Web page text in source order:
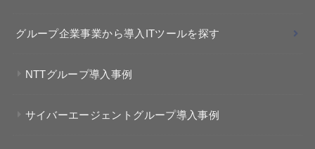
グループ企業事業から導入ITツールを探す
NTTグループ導入事例
サイバーエージェントグループ導入事例